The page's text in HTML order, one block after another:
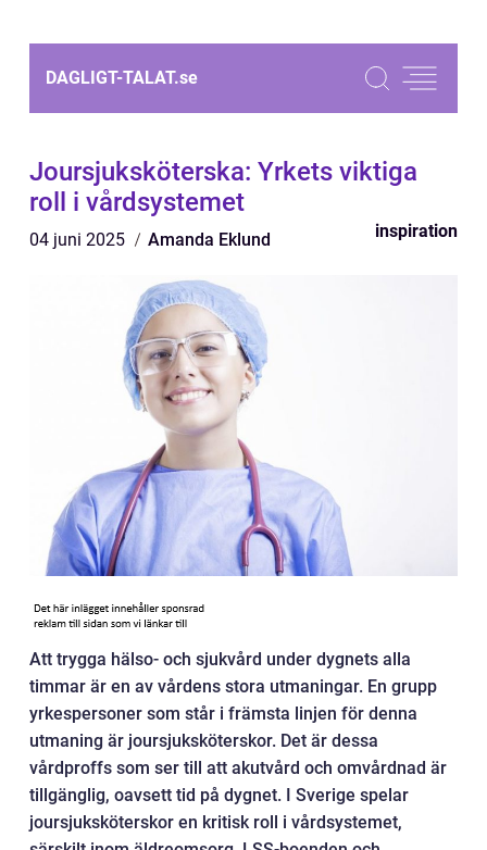
DAGLIGT-TALAT.se
Joursjuksköterska: Yrkets viktiga
roll i vårdsystemet
04 juni 2025 Amanda Eklund inspiration
Att trygga hälso- och sjukvård under dygnets alla
timmar är en av vårdens stora utmaningar. En grupp
yrkespersoner som står i främsta linjen för denna
utmaning är joursjuksköterskor. Det är dessa
vårdproffs som ser till att akutvård och omvårdnad är
tillgänglig, oavsett tid på dygnet. I Sverige spelar
joursjuksköterskor en kritisk roll i vårdsystemet,